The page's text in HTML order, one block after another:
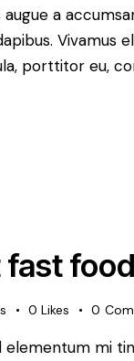
a
Vivamus
porttitor eu,
0 Likes 0
elementum mi